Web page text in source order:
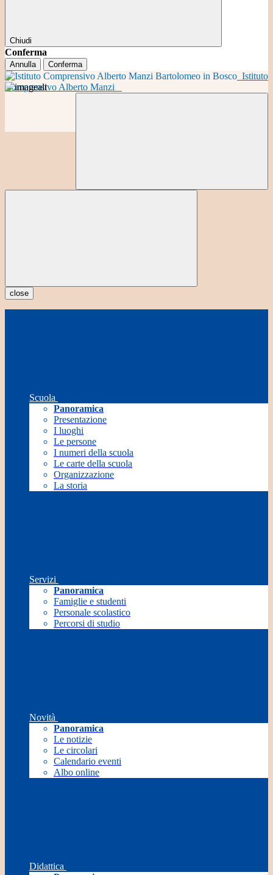
Chiudi
Conferma
Annulla Conferma
Istituto
Comprensivo Alberto Manzi
close
Scuola
Panoramica
Presentazione
I luoghi
Le persone
I numeri della scuola
Le carte della scuola
Organizzazione
La storia
Servizi
Panoramica
Famiglie e studenti
Personale scolastico
Percorsi di studio
Novità
Panoramica
Le notizie
Le circolari
Calendario eventi
Albo online
Didattica